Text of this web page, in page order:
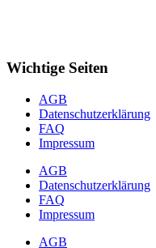
Wichtige Seiten
AGB
Datenschutzerklärung
FAQ
Impressum
AGB
Datenschutzerklärung
FAQ
Impressum
AGB